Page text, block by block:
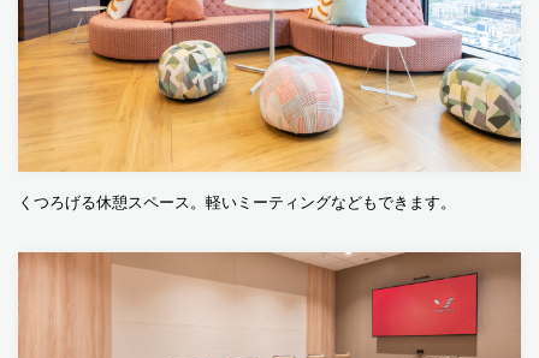
くつろげる休憩スペース。軽いミーティングなどもできます。